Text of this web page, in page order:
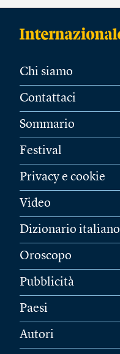
Chi siamo
Contattaci
Sommario
Festival
Privacy e cookie
Video
Dizionario italiano
Oroscopo
Pubblicità
Paesi
Autori